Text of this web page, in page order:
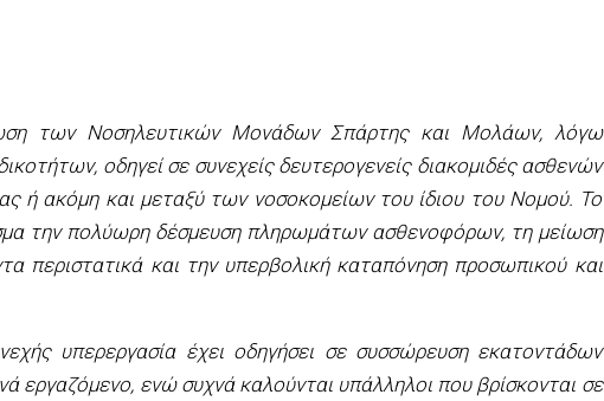
των Νοσηλευτικών Μονάδων Σπάρτης και Μολάων, λόγω
οδηγεί σε συνεχείς δευτερογενείς διακομιδές ασθενών
ή ακόμη και μεταξύ των νοσοκομείων του ίδιου του Νομού. Το
την πολύωρη δέσμευση πληρωμάτων ασθενοφόρων, τη μείωση
περιστατικά και την υπερβολική καταπόνηση προσωπικού και
υπερεργασία έχει οδηγήσει σε συσσώρευση εκατοντάδων
εργαζόμενο, ενώ συχνά καλούνται υπάλληλοι που βρίσκονται σε